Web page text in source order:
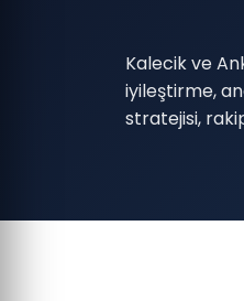
Kalecik ve
iyileştirme,
stratejisi,